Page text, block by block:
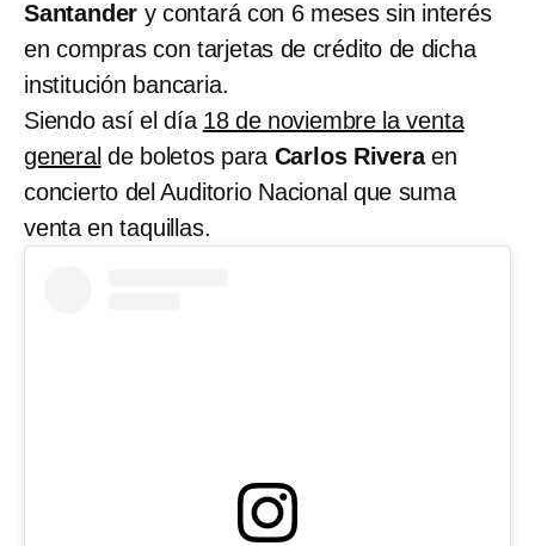
Santander y contará con 6 meses sin interés
en compras con tarjetas de crédito de dicha
institución bancaria.
Siendo así el día 18 de noviembre la venta
general de boletos para Carlos Riveraen
concierto del Auditorio Nacional que suma
venta en taquillas.